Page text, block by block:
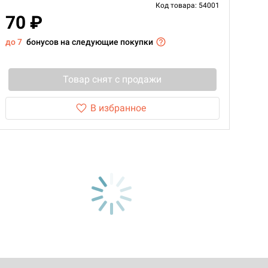
Код товара: 54001
70 ₽
до 7 бонусов на следующие покупки
Товар снят с продажи
В избранное